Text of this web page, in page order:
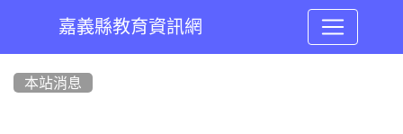
嘉義縣教育資訊網
本站消息